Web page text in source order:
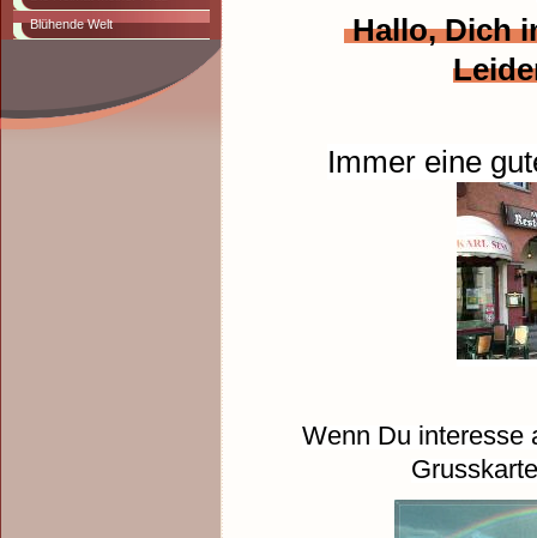
Blühende Welt
Hallo, Dich
Immer eine
Wenn Du interesse